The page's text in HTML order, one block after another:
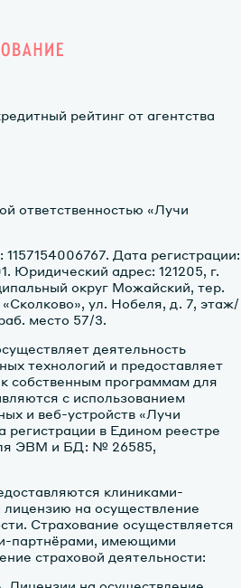
рейтинг от агентства
ответственностью «Лучи
Дата регистрации:
Юридический адрес: 121205, г.
округ Можайский, тер.
ул. Нобеля, д. 7, этаж/
место 57/3.
деятельность
технологий и предоставляет
собственным программам для
с использованием
и веб-устройств «Лучи
регистрации в Едином реестре
ЭВМ и БД: № 26585,
клиниками-
на осуществление
Страхование осуществляется
партнёрами, имеющими
страховой деятельности: